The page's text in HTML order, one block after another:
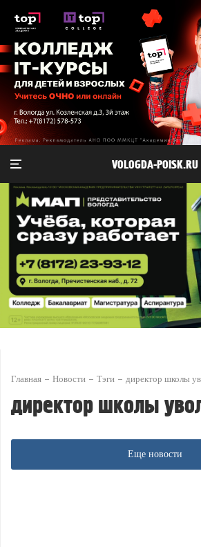
VOLOGDA-POISK.RU
Главная Новости Тэги директор школы
директор школы
Еще новости